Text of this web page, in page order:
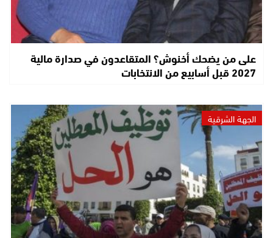
على من يضحك أخنوش؟ المتقاعدون في صدارة مالية
2027 قبل أسابيع من الانتخابات
الجهة الشرقية